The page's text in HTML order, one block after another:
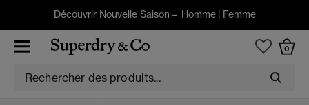
Découvrir Nouvelle Saison – Homme| Femme
0